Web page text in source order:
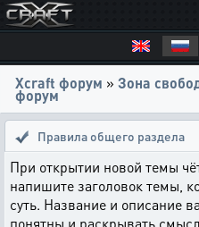
Xcraft форум » Зона
форум
Правила общего раздела
При открытии новой темы
напишите заголовок темы,
суть. Название и описание
понятны и раскрывать